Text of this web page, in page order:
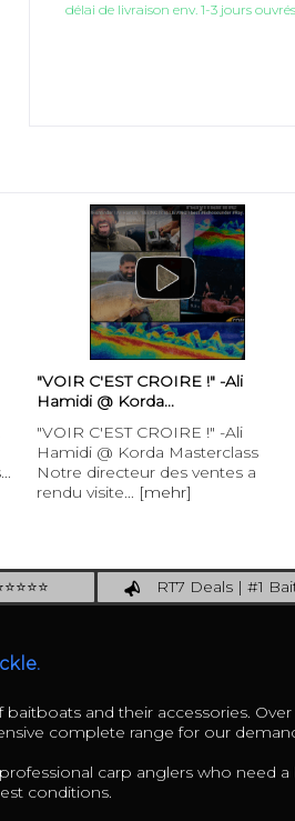
délai de livraison env. 1-3 jours ouvrés
"VOIR C'EST CROIRE !" -Ali
Hamidi @ Korda...
"VOIR C'EST CROIRE !" -Ali
Hamidi @ Korda Masterclass
Notre directeur des ventes a
rendu visite... [mehr]
RT7 Deals | #1
and their accessories. Over
complete range for our
carp anglers who need
conditions.